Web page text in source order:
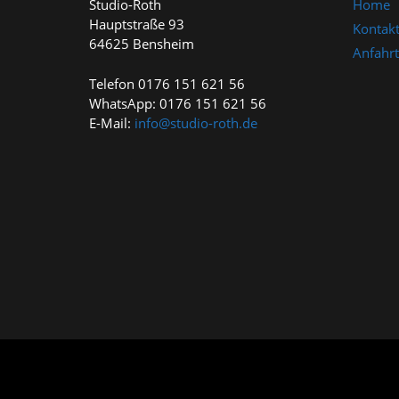
Studio-Roth
Hauptstraße 93
64625 Bensheim
Telefon 0176 151 621 56
WhatsApp: 0176 151 621 56
E-Mail: info@studio-roth.de
Home
Kontakt
Anfahrt